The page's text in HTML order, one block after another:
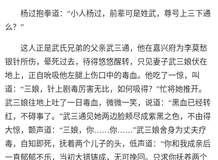
杨过抱拳道：“小人杨过，前辈可是姓武，尊号上三下通
么？”
这人正是武氏兄弟的父亲武三通，他在嘉兴府为李莫愁
银针所伤，晕死过去，待得悠悠醒转，只见妻子武三娘伏在
地上，正自吮吸他左腿上伤口中的毒血。他吃了一惊，叫
道：“三娘，针上剧毒厉害无比，如何吸得？”忙将她推开。
武三娘往地上吐了一日毒血，微微一笑，说道：“黑血已经转
红，不碍事了。”武三通见她两边脸颊尽成紫黑之色，不由得
大惊，颤声道：“三娘，你……你……”武三娘舍身为丈夫疗
毒，自知即死，抚着两个儿子的头，低声道：“你和我成亲后
一直郁郁不乐，当初大错铸成，无可挽回。只求你抚养两个